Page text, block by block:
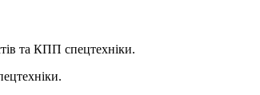
та КПП спецтехніки.